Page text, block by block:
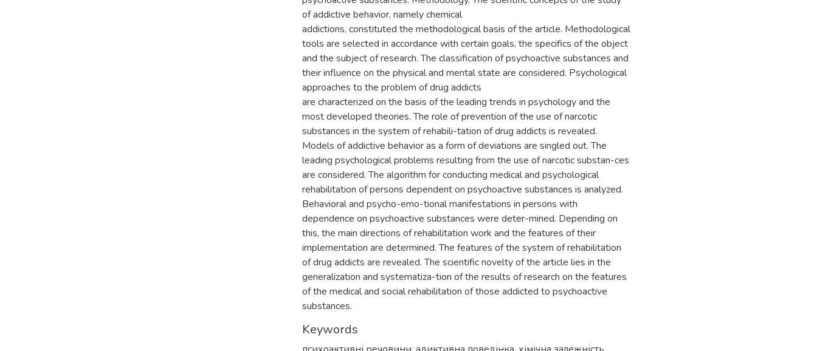
of addictive behavior, namely chemical
addictions, constituted the methodological basis of the article. Methodological
tools are selected in accordance with certain goals, the specifics of the object
and the subject of research. The classification of psychoactive substances and
their influence on the physical and mental state are considered. Psychological
approaches to the problem of drug addicts
are characterized on the basis of the leading trends in psychology and the
most developed theories. The role of prevention of the use of narcotic
substances in the system of rehabili-tation of drug addicts is revealed.
Models of addictive behavior as a form of deviations are singled out. The
leading psychological problems resulting from the use of narcotic substan-ces
are considered. The algorithm for conducting medical and psychological
rehabilitation of persons dependent on psychoactive substances is analyzed.
Behavioral and psycho-emo-tional manifestations in persons with
dependence on psychoactive substances were deter-mined. Depending on
this, the main directions of rehabilitation work and the features of their
implementation are determined. The features of the system of rehabilitation
of drug addicts are revealed. The scientific novelty of the article lies in the
generalization and systematiza-tion of the results of research on the features
of the medical and social rehabilitation of those addicted to psychoactive
substances.
Keywords